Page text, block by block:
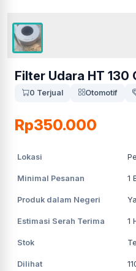
Filter Udara HT 130
0 Terjual Otomotif
Rp350.000
Lokasi
Minimal Pesanan 1
Produk dalam Negeri Ya
Estimasi Serah Terima 1
Stok
Dilihat